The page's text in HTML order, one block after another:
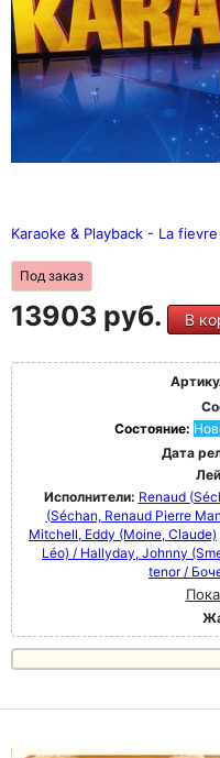
Karaoke & Playback - La
Под заказ
13903 руб. В
Состояние:
Дата
Исполнители: Renaud
(Séchan, Renaud Pierre
Mitchell, Eddy (Moine, Claude)
Léo) / Hallyday, Johnny
tenor /